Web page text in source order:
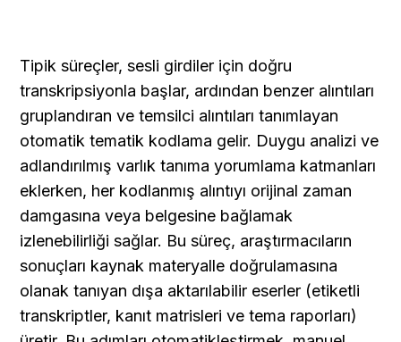
Tipik süreçler, sesli girdiler için doğru
transkripsiyonla başlar, ardından benzer alıntıları
gruplandıran ve temsilci alıntıları tanımlayan
otomatik tematik kodlama gelir. Duygu analizi ve
adlandırılmış varlık tanıma yorumlama katmanları
eklerken, her kodlanmış alıntıyı orijinal zaman
damgasına veya belgesine bağlamak
izlenebilirliği sağlar. Bu süreç, araştırmacıların
sonuçları kaynak materyalle doğrulamasına
olanak tanıyan dışa aktarılabilir eserler (etiketli
transkriptler, kanıt matrisleri ve tema raporları)